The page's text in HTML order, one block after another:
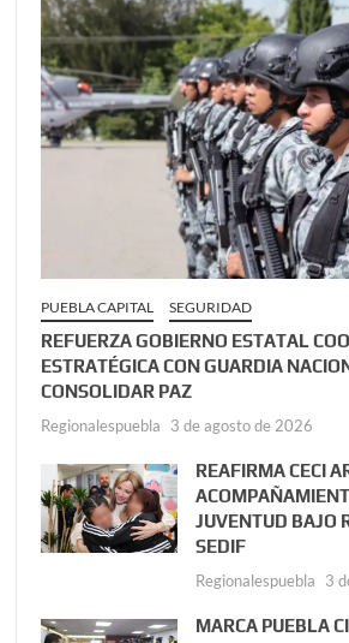
PUEBLA CAPITAL SEGURIDAD
REFUERZA GOBIERNO ESTATAL
ESTRATÉGICA CON GUARDIA
CONSOLIDAR PAZ
Regionalespuebla 3 de agosto de 2026
REAFIRMA CECI
JUVENTUD BAJO
SEDIF
Regionalespuebla 3
MARCA PUEBLA